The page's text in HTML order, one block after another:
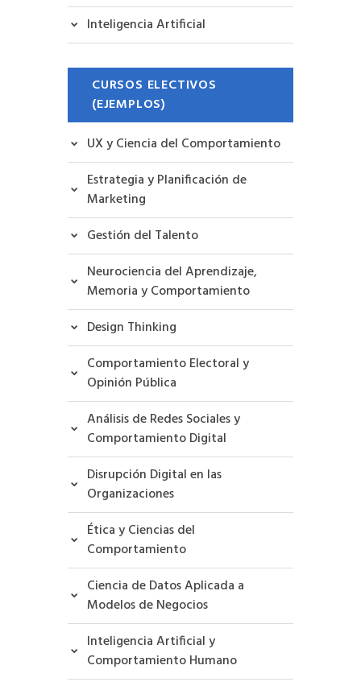
Inteligencia Artificial
CURSOS ELECTIVOS
(EJEMPLOS)
UX y Ciencia del Comportamiento
Estrategia y Planificación de
Marketing
Gestión del Talento
Neurociencia del Aprendizaje,
Memoria y Comportamiento
Design Thinking
Comportamiento Electoral y
Opinión Pública
Análisis de Redes Sociales y
Comportamiento Digital
Disrupción Digital en las
Organizaciones
Ética y Ciencias del
Comportamiento
Ciencia de Datos Aplicada a
Modelos de Negocios
Inteligencia Artificial y
Comportamiento Humano